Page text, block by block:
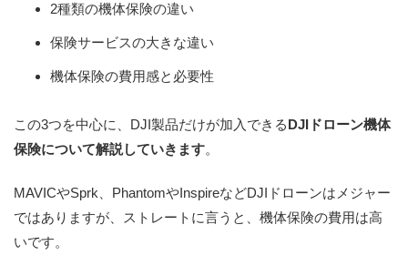
2種類の機体保険の違い
保険サービスの大きな違い
機体保険の費用感と必要性
この3つを中心に、DJI製品だけが加入できるDJIドローン機体
保険について解説していきます。
MAVICやSprk、PhantomやInspireなどDJIドローンはメジャー
ではありますが、ストレートに言うと、機体保険の費用は高
いです。